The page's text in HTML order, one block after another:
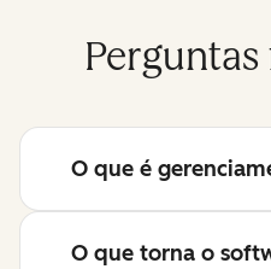
O que é
O que torna o